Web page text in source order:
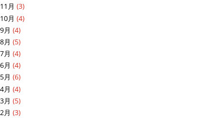
11月 (3)
10月 (4)
9月 (4)
8月 (5)
7月 (4)
6月 (4)
5月 (6)
4月 (4)
3月 (5)
2月 (3)